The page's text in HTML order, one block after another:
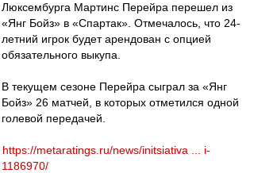
Люксембурга Мартинс Перейра перешел из
«Янг Бойз» в «Спартак». Отмечалось, что 24-
летний игрок будет арендован с опцией
обязательного выкупа.
В текущем сезоне Перейра сыграл за «Янг
Бойз» 26 матчей, в которых отметился одной
голевой передачей.
https://metaratings.ru/news/initsiativa ... i-
1186970/